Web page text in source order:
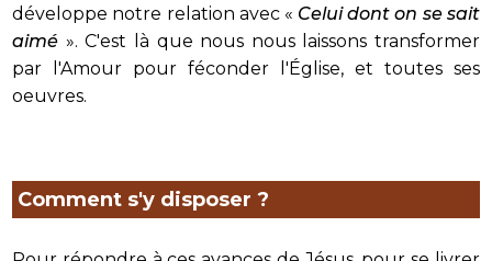
développe notre relation avec « Celui dont on se sait
aimé ». C'est là que nous nous laissons transformer
par l'Amour pour féconder l'Église, et toutes ses
oeuvres.
Comment s'y disposer ?